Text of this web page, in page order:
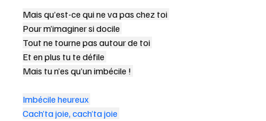
Mais qu’est-ce qui ne va pas chez toi
Pour m’imaginer si docile
Tout ne tourne pas autour de toi
Et en plus tu te défile
Mais tu n’es qu’un imbécile !
Imbécile heureux
Cach’ta joie, cach’ta joie